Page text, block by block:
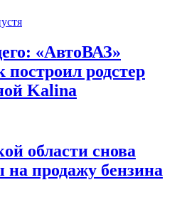
«АвтоВАЗ»
родстер
Kalina
области снова
продажу бензина